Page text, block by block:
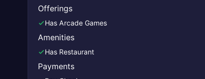
Offerings
Has Arcade Games
Amenities
Has Restaurant
Payments